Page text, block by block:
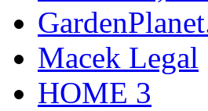
Macek Legal
HOME 3